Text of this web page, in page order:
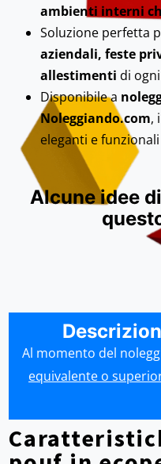
ambienti interni
Soluzione perfetta
aziendali, feste
allestimenti di
Disponibile a
Noleggiando.com,
eleganti e funzionali
Alcune idee
Al momento del
equivalente o